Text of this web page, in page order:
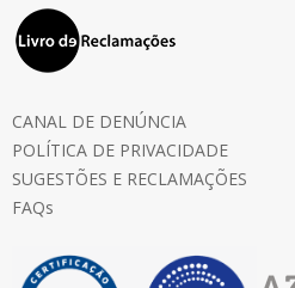
Sónia Cunha
CANAL DE DENÚNCIA
POLÍTICA DE PRIVACIDADE
SUGESTÕES E RECLAMAÇÕES
FAQs